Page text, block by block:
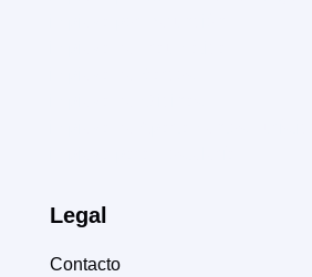
Legal
Contacto